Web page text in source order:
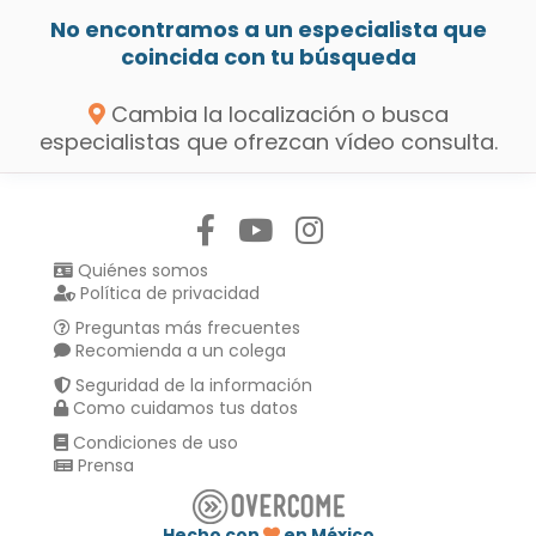
No encontramos a un especialista que
coincida con tu búsqueda
Cambia la localización o busca
especialistas que ofrezcan vídeo consulta.
Quiénes somos
Política de privacidad
Preguntas más frecuentes
Recomienda a un colega
Seguridad de la información
Como cuidamos tus datos
Condiciones de uso
Prensa